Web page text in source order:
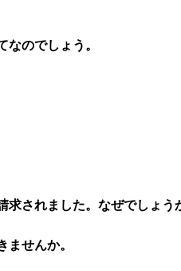
のでしょう。
求されました。なぜでしょう
せんか。